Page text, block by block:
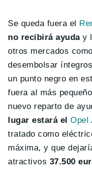
Se queda fuera el
no recibirá ayuday
otros mercados
desembolsar íntegros
un punto negro en
fuera al más
nuevo reparto de
lugar estará el Opel
tratado como
máxima, y que
atractivos 37.500